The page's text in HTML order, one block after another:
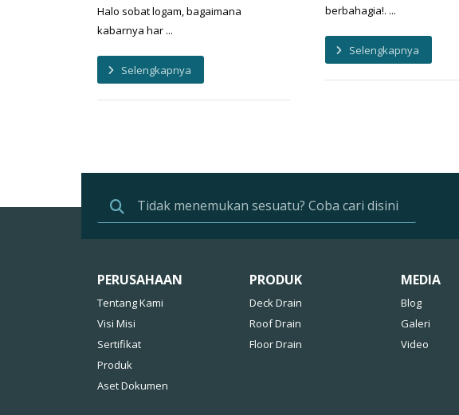
Halo sobat logam, bagaimana
kabarnya har ...
Selengkapnya
berbahagia!. ...
Selengkapnya
PERUSAHAAN
Tentang Kami
Visi Misi
Sertifikat
Produk
Aset Dokumen
PRODUK
Deck Drain
Roof Drain
Floor Drain
MEDIA
Blog
Galeri
Video